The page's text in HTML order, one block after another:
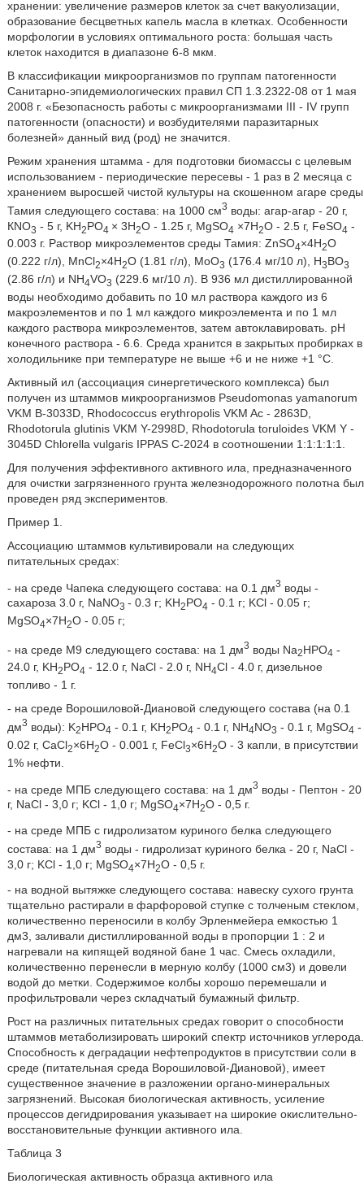
хранении: увеличение размеров клеток за счет вакуолизации,
образование бесцветных капель масла в клетках. Особенности
морфологии в условиях оптимального роста: большая часть
клеток находится в диапазоне 6-8 мкм.
В классификации микроорганизмов по группам патогенности
Санитарно-эпидемиологических правил СП 1.3.2322-08 от 1 мая
2008 г. «Безопасность работы с микроорганизмами III - IV групп
патогенности (опасности) и возбудителями паразитарных
болезней» данный вид (род) не значится.
Режим хранения штамма - для подготовки биомассы с целевым
использованием - периодические пересевы - 1 раз в 2 месяца с
хранением выросшей чистой культуры на скошенном агаре среды
Тамия следующего состава: на 1000 см3 воды: агар-агар - 20 г,
КNO3 - 5 г, KH2PO4 × 3H2O - 1.25 г, MgSO4 ×7H2O - 2.5 г, FeSO4 -
0.003 г. Раствор микроэлементов среды Тамия: ZnSO4×4H2O
(0.222 г/л), MnCl2×4H2O (1.81 г/л), MoO3 (176.4 мг/10 л), Н3ВО3
(2.86 г/л) и NH4VO3 (229.6 мг/10 л). В 936 мл дистиллированной
воды необходимо добавить по 10 мл раствора каждого из 6
макроэлементов и по 1 мл каждого микроэлемента и по 1 мл
каждого раствора микроэлементов, затем автоклавировать. рН
конечного раствора - 6.6. Среда хранится в закрытых пробирках в
холодильнике при температуре не выше +6 и не ниже +1 °С.
Активный ил (ассоциация синергетического комплекса) был
получен из штаммов микроорганизмов Pseudomonas yamanorum
VKM В-3033D, Rhodococcus erythropolis VKM Ac - 2863D,
Rhodotorula glutinis VKM Y-2998D, Rhodotorula toruloides VKM Y -
3045D Chlorella vulgaris IPPAS C-2024 в соотношении 1:1:1:1:1.
Для получения эффективного активного ила, предназначенного
для очистки загрязненного грунта железнодорожного полотна был
проведен ряд экспериментов.
Пример 1.
Ассоциацию штаммов культивировали на следующих
питательных средах:
- на среде Чапека следующего состава: на 0.1 дм3 воды -
сахароза 3.0 г, NaNO3 - 0.3 г; KH2PO4 - 0.1 г; KCl - 0.05 г;
MgSO4×7H2O - 0.05 г;
- на среде М9 следующего состава: на 1 дм3 воды Na2HPO4 -
24.0 г, KH2PO4 - 12.0 г, NaCl - 2.0 г, NH4Cl - 4.0 г, дизельное
топливо - 1 г.
- на среде Ворошиловой-Диановой следующего состава (на 0.1
дм3 воды): K2HPO4 - 0.1 г, KH2PO4 - 0.1 г, NH4NO3 - 0.1 г, MgSO4 -
0.02 г, CaCl2×6H2O - 0.001 г, FeCl3×6H2O - 3 капли, в присутствии
1% нефти.
- на среде МПБ следующего состава: на 1 дм3 воды - Пептон - 20
г, NaCl - 3,0 г; KCl - 1,0 г; MgSO4×7H2O - 0,5 г.
- на среде МПБ с гидролизатом куриного белка следующего
состава: на 1 дм3 воды - гидролизат куриного белка - 20 г, NaCl -
3,0 г; KCl - 1,0 г; MgSO4×7H2O - 0,5 г.
- на водной вытяжке следующего состава: навеску сухого грунта
тщательно растирали в фарфоровой ступке с толченым стеклом,
количественно переносили в колбу Эрленмейера емкостью 1
дм3, заливали дистиллированной воды в пропорции 1 : 2 и
нагревали на кипящей водяной бане 1 час. Смесь охладили,
количественно перенесли в мерную колбу (1000 см3) и довели
водой до метки. Содержимое колбы хорошо перемешали и
профильтровали через складчатый бумажный фильтр.
Рост на различных питательных средах говорит о способности
штаммов метаболизировать широкий спектр источников углерода.
Способность к деградации нефтепродуктов в присутствии соли в
среде (питательная среда Ворошиловой-Диановой), имеет
существенное значение в разложении органо-минеральных
загрязнений. Высокая биологическая активность, усиление
процессов дегидрирования указывает на широкие окислительно-
восстановительные функции активного ила.
Таблица 3
Биологическая активность образца активного ила